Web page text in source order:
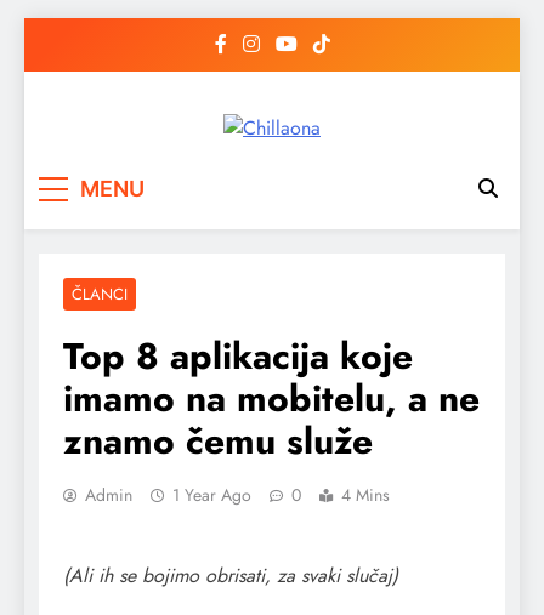
MENU
ČLANCI
Top 8 aplikacija koje
imamo na mobitelu, a ne
znamo čemu služe
Admin 1 Year Ago 0 4 Mins
(Ali ih se bojimo obrisati, za svaki slučaj)